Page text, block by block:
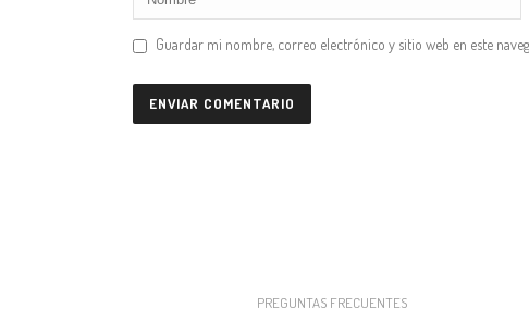
Guardar mi nombre, correo electrónico y sitio web en este
PREGUNTAS FRECUENTES